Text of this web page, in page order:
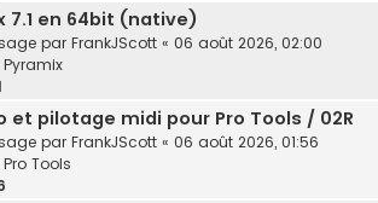
7.1 en 64bit (native)
par FrankJScott « 06 août 2026, 02:00
Pyramix
et pilotage midi pour Pro Tools / 02R
par FrankJScott « 06 août 2026, 01:56
Pro Tools